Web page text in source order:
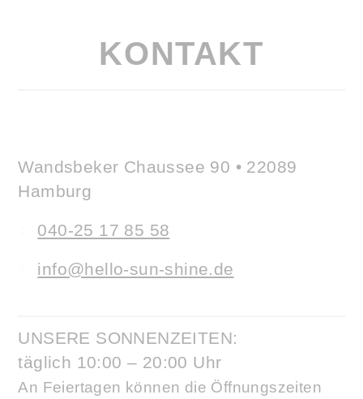
KONTAKT
Wandsbeker Chaussee 90 • 22089
Hamburg
040-25 17 85 58
info@hello-sun-shine.de
UNSERE SONNENZEITEN:
täglich 10:00 – 20:00 Uhr
An Feiertagen können die Öffnungszeiten